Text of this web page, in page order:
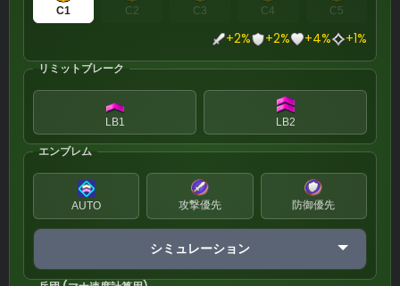
C1 C2 C3 C4 C5
+2% +2% +4% +1%
リミットブレーク
LB1 LB2
エンブレム
AUTO 攻撃優先 防御優先
シミュレーション